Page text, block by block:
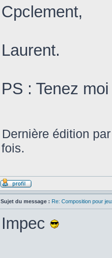
Cpclement,
Laurent.
PS : Tenez
Dernière édition
fois.
Sujet du message : Re: Composition pour
Impec